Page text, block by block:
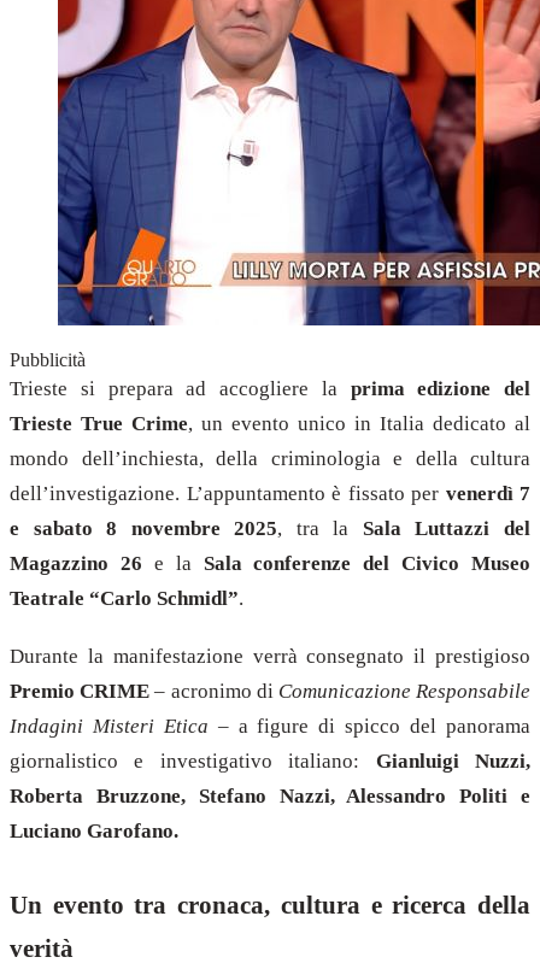
Pubblicità
Trieste si prepara ad accogliere la prima edizione del
Trieste True Crime, un evento unico in Italia dedicato al
mondo dell’inchiesta, della criminologia e della cultura
dell’investigazione. L’appuntamento è fissato per venerdì 7
e sabato 8 novembre 2025, tra la Sala Luttazzi del
Magazzino 26 e la Sala conferenze del Civico Museo
Teatrale “Carlo Schmidl”.
Durante la manifestazione verrà consegnato il prestigioso
Premio CRIME – acronimo di Comunicazione Responsabile
Indagini Misteri Etica – a figure di spicco del panorama
giornalistico e investigativo italiano: Gianluigi Nuzzi,
Roberta Bruzzone, Stefano Nazzi, Alessandro Politi e
Luciano Garofano.
Un evento tra cronaca, cultura e ricerca della
verità